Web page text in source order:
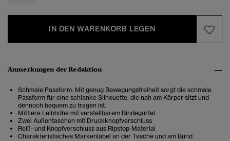
IN DEN WARENKORB LEGEN
Anmerkungen der Redaktion
Schmale Passform. Mit genug Bewegungsfreiheit sorgt die schmale
Passform für eine schlanke Silhouette, die nah am Körper sitzt und
dennoch bequem zu tragen ist.
Mittlere Leibhöhe mit verstellbarem Bindegürtel
Zwei Außentaschen mit Druckknopfverschluss
Reiß- und Knopfverschluss aus Ripstop-Material
Charakteristisches Markenlabel an der Tasche und am Bund